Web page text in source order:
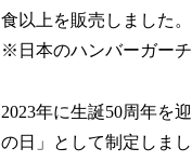
食以上を販売しました。
※日本のハンバーガー
2023年に生誕50周年を
の日」として制定しま